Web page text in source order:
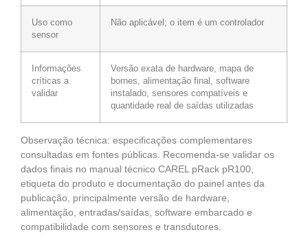
Uso como
sensor
Não aplicável; o item é um controlador
Informações
críticas a
validar
Versão exata de hardware, mapa de
bornes, alimentação final, software
instalado, sensores compatíveis e
quantidade real de saídas utilizadas
Observação técnica: especificações complementares
consultadas em fontes públicas. Recomenda-se validar os
dados finais no manual técnico CAREL pRack pR100,
etiqueta do produto e documentação do painel antes da
publicação, principalmente versão de hardware,
alimentação, entradas/saídas, software embarcado e
compatibilidade com sensores e transdutores.